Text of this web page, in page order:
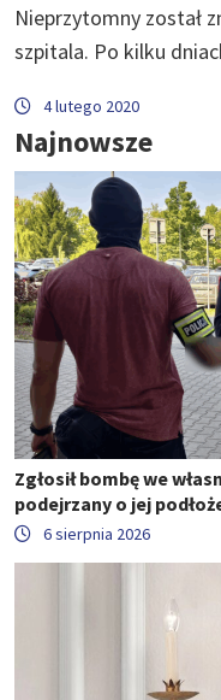
Nieprzytomny został
szpitala. Po kilku
4 lutego 2020
Najnowsze
Zgłosił bombę we
podejrzany o jej
6 sierpnia 2026